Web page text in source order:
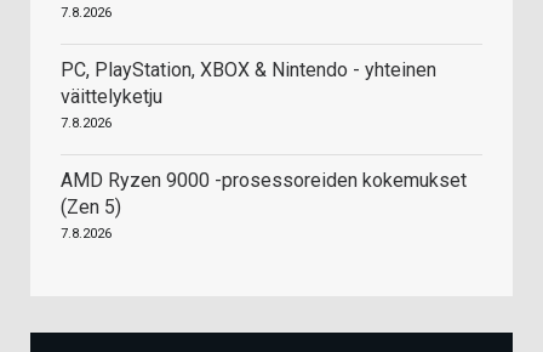
7.8.2026
PC, PlayStation, XBOX & Nintendo - yhteinen
väittelyketju
7.8.2026
AMD Ryzen 9000 -prosessoreiden kokemukset
(Zen 5)
7.8.2026